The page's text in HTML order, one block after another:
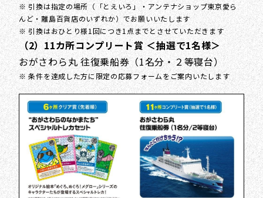
※ 引換は指定の場所（「とえいろ」・アンテナショップ東京愛ら
んど・離島百貨店のいずれか）でお願いいたします
※ 引換はおひとり様1回につき1点までとさせていただきます
（2）11カ所コンプリート賞 ＜抽選で1名様＞
おがさわら丸 往復乗船券（1名分・２等寝台）
※ 条件を達成した方に限定の応募フォームをご案内いたします